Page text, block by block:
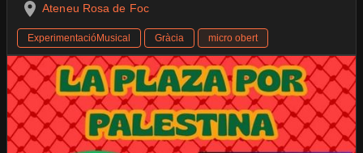
Ateneu Rosa de Foc
ExperimentacióMusical Gràcia micro obert